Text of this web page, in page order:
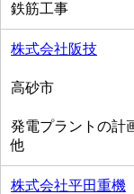
鉄筋工事
株式会社阪技
高砂市
発電プラントの計
他
株式会社平田重機